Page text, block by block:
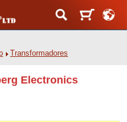
Transformadores
Electronics